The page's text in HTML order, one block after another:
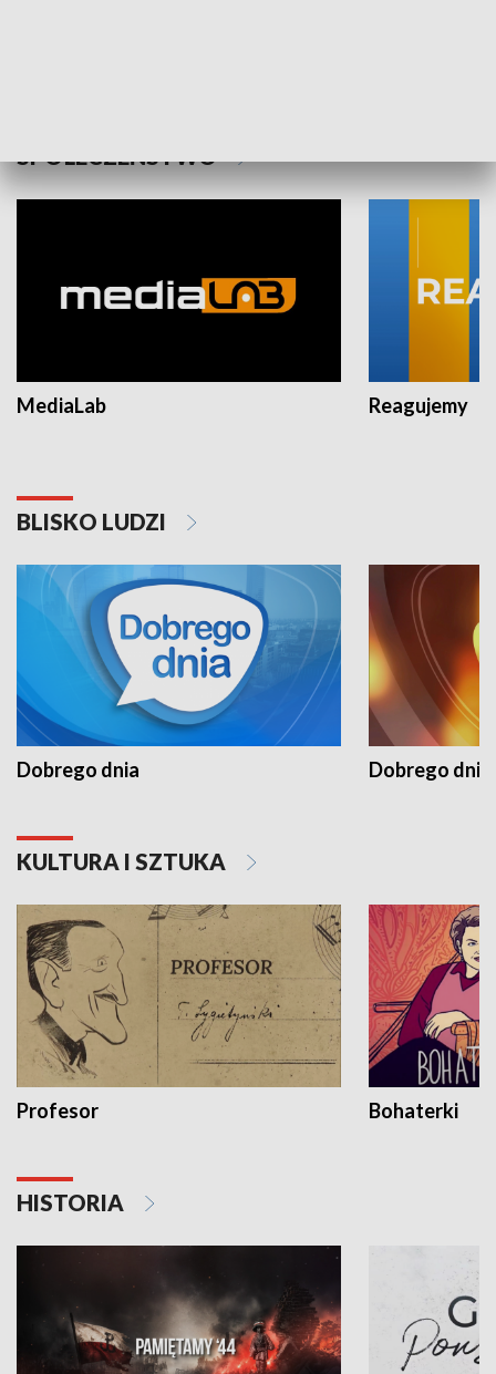
SPOŁECZEŃSTWO
MediaLab Reagujemy
BLISKO LUDZI
Dobrego dnia Dobrego dnia
KULTURA I SZTUKA
Profesor Bohaterki
HISTORIA